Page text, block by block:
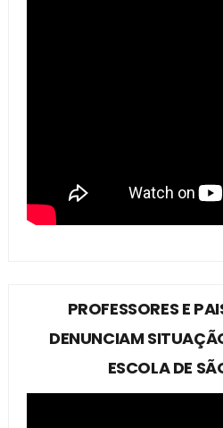
PROFESSORES E
DENUNCIAM
ESCOLA DE